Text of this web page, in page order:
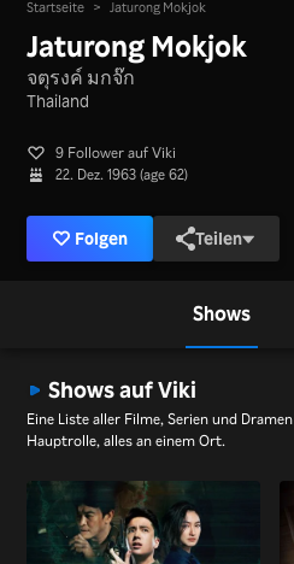
Startseite > Jaturong Mokjok
Jaturong Mokjok
จตุรงค์ มกจ๊ก
Thailand
9 Follower auf Viki
22. Dez. 1963 (age 62)
Folgen Teilen
Shows
Shows auf Viki
Eine Liste aller Filme, Serien und
Hauptrolle, alles an einem Ort.